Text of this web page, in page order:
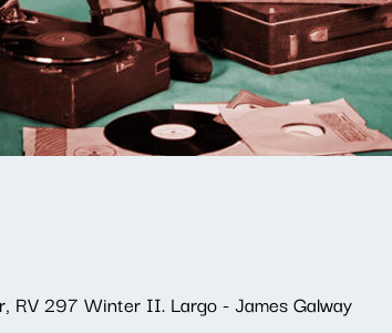
RV 297 Winter II. Largo - James Galway